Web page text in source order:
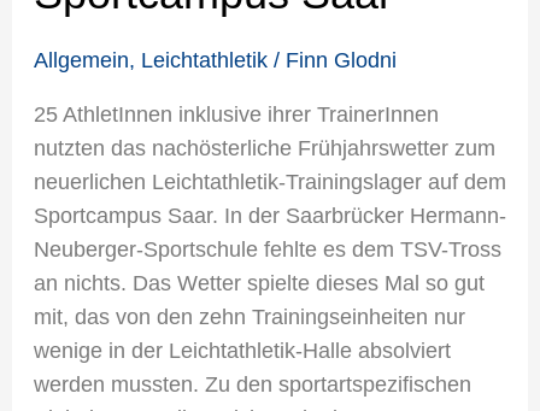
Allgemein, Leichtathletik/ Finn Glodni
25 AthletInnen inklusive ihrer TrainerInnen
nutzten das nachösterliche Frühjahrswetter zum
neuerlichen Leichtathletik-Trainingslager auf dem
Sportcampus Saar. In der Saarbrücker Hermann-
Neuberger-Sportschule fehlte es dem TSV-Tross
an nichts. Das Wetter spielte dieses Mal so gut
mit, das von den zehn Trainingseinheiten nur
wenige in der Leichtathletik-Halle absolviert
werden mussten. Zu den sportartspezifischen